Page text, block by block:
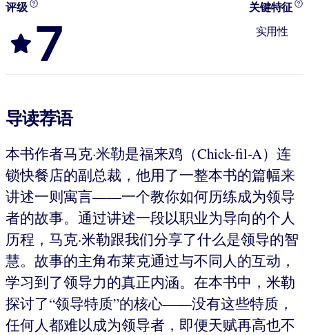
评级
7
关键特征
实用性
导读荐语
本书作者马克·米勒是福来鸡（Chick-fil-A）连
锁快餐店的副总裁，他用了一整本书的篇幅来
讲述一则寓言——一个教你如何历练成为领导
者的故事。通过讲述一段以职业为导向的个人
历程，马克·米勒跟我们分享了什么是领导的智
慧。故事的主角布莱克通过与不同人的互动，
学习到了领导力的真正内涵。在本书中，米勒
探讨了“领导特质”的核心——没有这些特质，
任何人都难以成为领导者，即便天赋再高也不